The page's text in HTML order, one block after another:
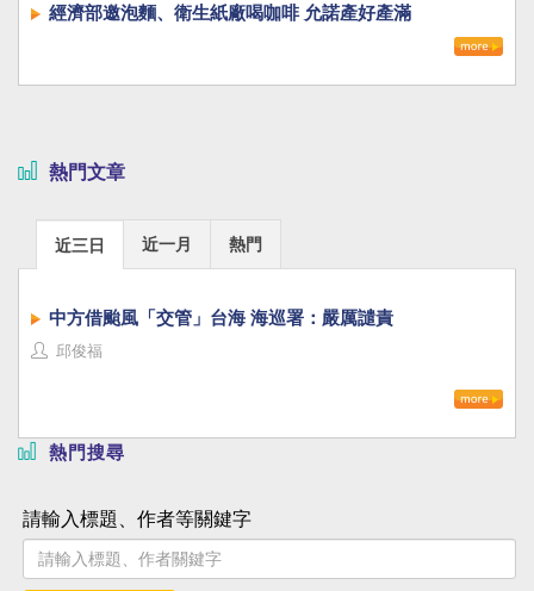
經濟部邀泡麵、衛生紙廠喝咖啡 允諾產好產滿
熱門文章
近三日 近一月 熱門
中方借颱風「交管」台海 海巡署：嚴厲譴責
邱俊福
熱門搜尋
請輸入標題、作者等關鍵字